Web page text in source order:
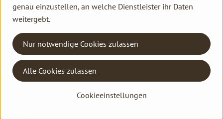
Herkunft
Hersteller: bioladen
genau einzustellen, an welche Dienstleister ihr Daten
weitergebt.
Cookieeinstellungen
Nur notwendige Cookies zulassen
Alle Cookies zulassen